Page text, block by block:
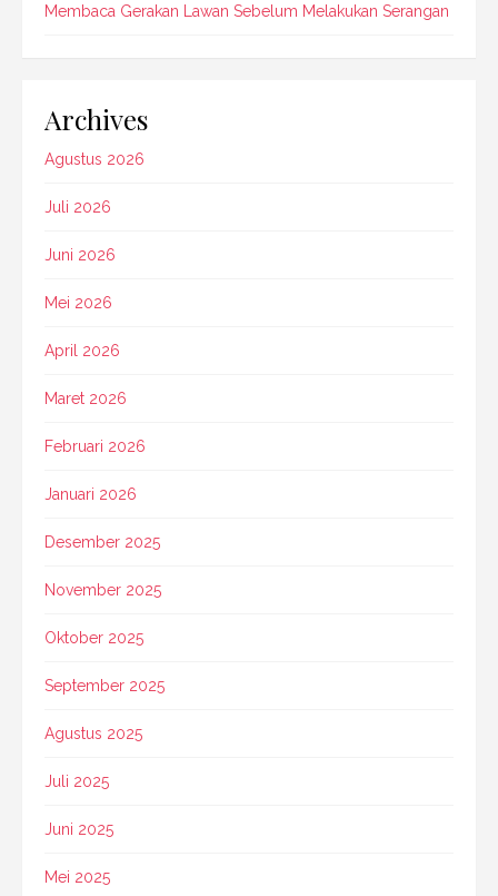
Membaca Gerakan Lawan Sebelum Melakukan Serangan
Archives
Agustus 2026
Juli 2026
Juni 2026
Mei 2026
April 2026
Maret 2026
Februari 2026
Januari 2026
Desember 2025
November 2025
Oktober 2025
September 2025
Agustus 2025
Juli 2025
Juni 2025
Mei 2025